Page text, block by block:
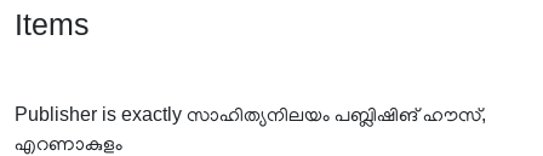
Items
Publisher is exactly സാഹിത്യനിലയം പബ്ലിഷിങ് ഹൗസ്,
എറണാകുളം